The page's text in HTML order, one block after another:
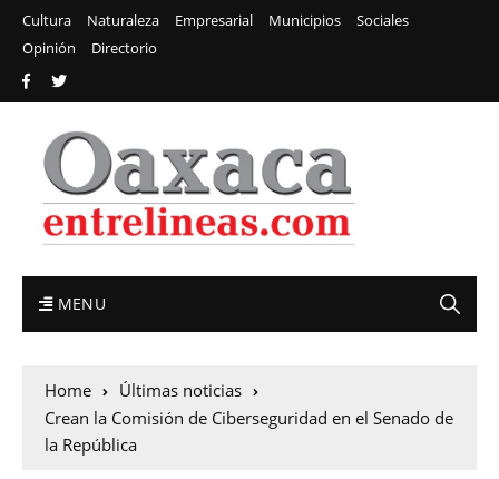
Cultura Naturaleza Empresarial Municipios
Sociales
Opinión
Directorio
MENU
Home
Últimas noticias
Crean la Comisión de Ciberseguridad en el Senado de
la República